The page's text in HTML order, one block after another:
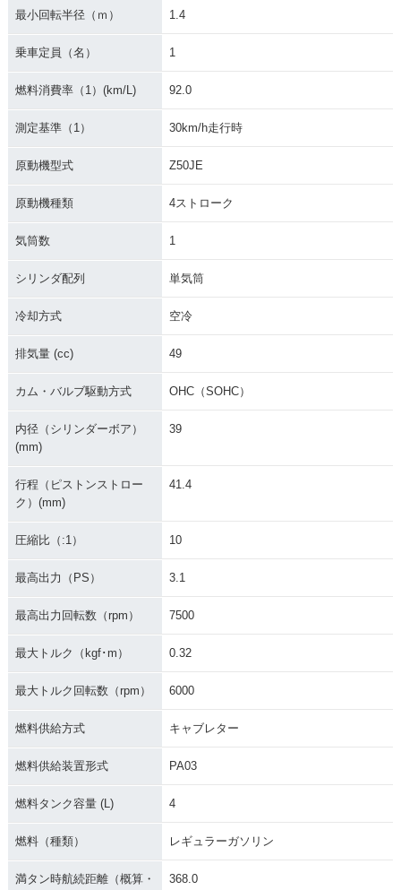
最小回転半径（ｍ） 1.4
乗車定員（名） 1
燃料消費率（1）(km/L) 92.0
測定基準（1） 30km/h走行時
原動機型式 Z50JE
原動機種類 4ストローク
気筒数 1
シリンダ配列 単気筒
冷却方式 空冷
排気量 (cc) 49
カム・バルブ駆動方式 OHC（SOHC）
内径（シリンダーボア）
(mm)
39
行程（ピストンストロー
ク）(mm)
41.4
圧縮比（:1） 10
最高出力（PS） 3.1
最高出力回転数（rpm） 7500
最大トルク（kgf･m） 0.32
最大トルク回転数（rpm） 6000
燃料供給方式 キャブレター
燃料供給装置形式 PA03
燃料タンク容量 (L) 4
燃料（種類） レギュラーガソリン
満タン時航続距離（概算・
368.0